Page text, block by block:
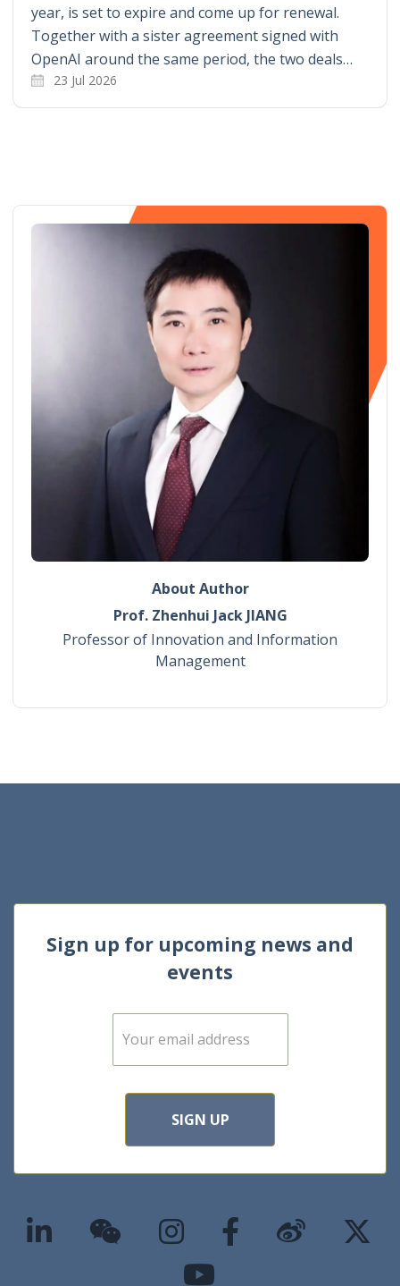
year, is set to expire and come up for renewal.
Together with a sister agreement signed with
OpenAI around the same period, the two deals…
23 Jul 2026
About Author
Prof. Zhenhui Jack JIANG
Professor of Innovation and Information
Management
Sign up for upcoming news and
events
E
m
SIGN UP